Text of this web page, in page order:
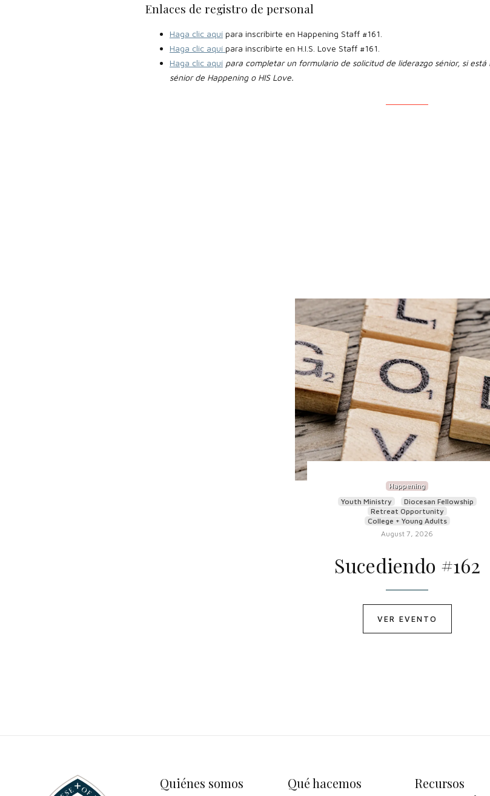
Enlaces de registro de personal
Haga clic aquípara inscribirte en Happening Staff #161.
Haga clic aquí para inscribirte en H.I.S. Love Staff #161.
Haga clic aquí para completar un formulario de solicitud de liderazgo sénior, si
sénior de Happening o HIS Love.
Happening
Youth Ministry
Diocesan Fellowship
Retreat Opportunity
College + Young Adults
August 7, 2026
Sucediendo #162
VER EVENTO
Quiénes somos Qué hacemos
Recursos